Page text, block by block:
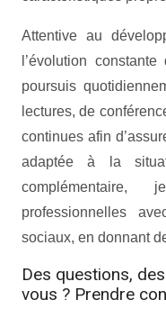
Attentive au
l’évolution
poursuis
lectures, de
continues afin
adaptée à la
professionnelles
sociaux, en donnant
Des questions,
vous ? Prendre